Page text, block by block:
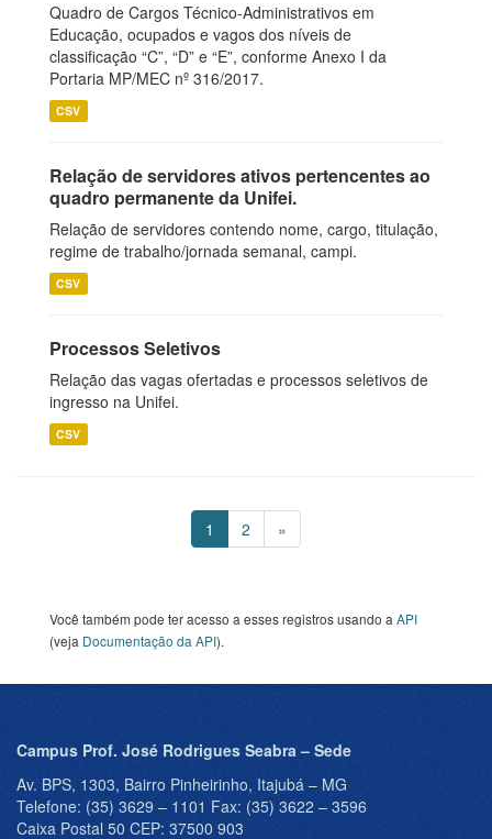
Quadro de Cargos Técnico-Administrativos em
Educação, ocupados e vagos dos níveis de
classificação “C”, “D” e “E”, conforme Anexo I da
Portaria MP/MEC nº 316/2017.
CSV
Relação de servidores ativos pertencentes ao
quadro permanente da Unifei.
Relação de servidores contendo nome, cargo, titulação,
regime de trabalho/jornada semanal, campi.
CSV
Processos Seletivos
Relação das vagas ofertadas e processos seletivos de
ingresso na Unifei.
CSV
1 2 »
Você também pode ter acesso a esses registros usando a API
(veja Documentação da API).
Campus Prof. José Rodrigues Seabra – Sede
Av. BPS, 1303, Bairro Pinheirinho, Itajubá – MG
Telefone: (35) 3629 – 1101 Fax: (35) 3622 – 3596
Caixa Postal 50 CEP: 37500 903